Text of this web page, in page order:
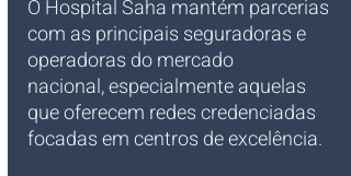
O Hospital Saha mantém parcerias
com as principais seguradoras e
operadoras do mercado
nacional, especialmente aquelas
que oferecem redes credenciadas
focadas em centros de excelência.